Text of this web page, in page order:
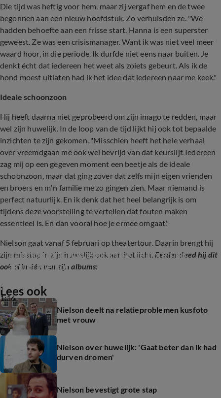
Die tijd was heftig voor hem, maar zij vergaf hem en de twee
begonnen aan een nieuw hoofdstuk. Zo verhuisden ze. "We
hadden behoefte aan een frisse start. Hanna is een superster
geweest. Ze was een crisismanager. Want ik was niet veel meer
waard hoor, in die periode. Ik durfde niet eens naar buiten. Je
denkt écht dat iedereen het weet als zoiets gebeurt. Als ik de
hond moest uitlaten had ik het idee dat iedereen naar me keek."
Ideale schoonzoon
Hij heeft daarna niet geprobeerd om zijn imago te redden, maar
wel zijn huwelijk. In de loop van de tijd lijkt hij ook tot bepaalde
inzichten te zijn gekomen. "Misschien heeft het hele verhaal
over vreemdgaan me ook wel bevrijd van dat keurslijf. Iedereen
zag mij op een gegeven moment een beetje als de ideale
schoonzoon, maar dat ging zover dat zelfs mijn eigen vrienden
en broers en m’n familie me zo gingen zien. Maar niemand is
perfect natuurlijk. En ik denk dat het heel belangrijk is om
tijdens deze voorstelling te vertellen dat fouten maken
essentieel is. En dan vooral hoe je ermee omgaat."
Nielson gaat vanaf 5 februari op theatertour. Daarin brengt hij
zijn misstap in zijn huwelijk ook aan het licht.Eerder deed hij dit
ook al in één van zijn albums:
1:16
Aanloop naar huwelijkscrisis te horen op
album Nielson
Lees ook
Nielson deelt na relatieproblemen kusfoto
met vrouw
Nielson over huwelijk: 'Gaat beter dan ik had
durven dromen'
Nielson bevestigt grote stap